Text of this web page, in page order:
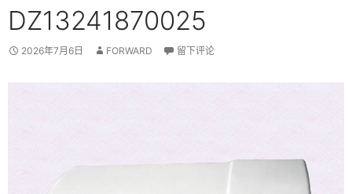
DZ13241870025
2026年7月6日 FORWARD 留下评论